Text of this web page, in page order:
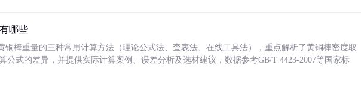
哪些
铜棒重量的三种常用计算方法（理论公式法、查表法、在线工具法），重点解析了黄铜棒密度取
公式的差异，并提供实际计算案例、误差分析及选材建议，数据参考GB/T 4423-2007等国家标